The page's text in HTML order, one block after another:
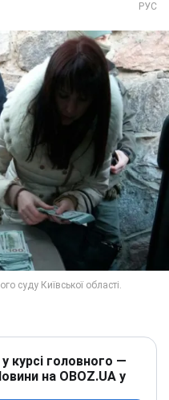
РУС
курсі головного —
на OBOZ.UA у